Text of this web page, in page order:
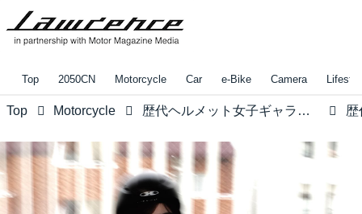
Top 2050CN Motorcycle Car e-Bike Camera
Top Motorcycle 歴代ヘルメット女子ギャラリー